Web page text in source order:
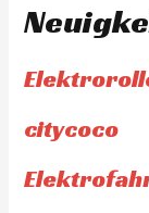
citycoco